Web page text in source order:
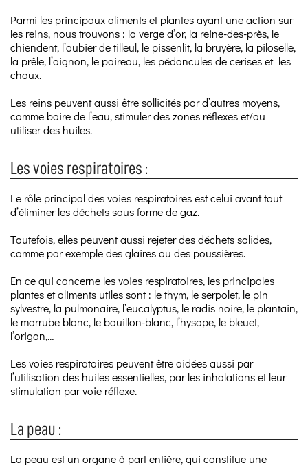
Parmi les principaux aliments et plantes ayant une action sur
les reins, nous trouvons : la verge d’or, la reine-des-près, le
chiendent, l’aubier de tilleul, le pissenlit, la bruyère, la piloselle,
la prêle, l’oignon, le poireau, les pédoncules de cerises et les
choux.
Les reins peuvent aussi être sollicités par d’autres moyens,
comme boire de l’eau, stimuler des zones réflexes et/ou
utiliser des huiles.
Les voies respiratoires :
Le rôle principal des voies respiratoires est celui avant tout
d’éliminer les déchets sous forme de gaz.
Toutefois, elles peuvent aussi rejeter des déchets solides,
comme par exemple des glaires ou des poussières.
En ce qui concerne les voies respiratoires, les principales
plantes et aliments utiles sont : le thym, le serpolet, le pin
sylvestre, la pulmonaire, l’eucalyptus, le radis noire, le plantain,
le marrube blanc, le bouillon-blanc, l’hysope, le bleuet,
l’origan,…
Les voies respiratoires peuvent être aidées aussi par
l’utilisation des huiles essentielles, par les inhalations et leur
stimulation par voie réflexe.
La peau :
La peau est un organe à part entière, qui constitue une